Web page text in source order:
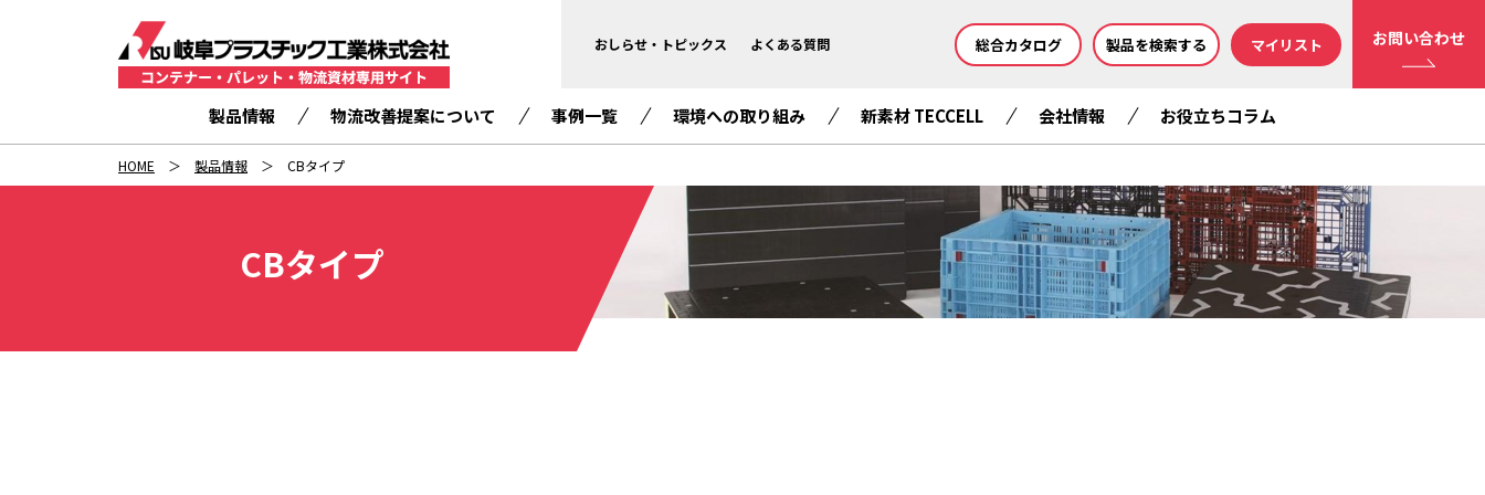
おしらせ・トピックス よくある質問 総合カタログ 製品を検索する マイリスト お問い合わせ
製品情報 物流改善提案について 事例一覧 環境への取り組み 新素材 TECCELL 会社情報 お役立ちコラム
HOME 製品情報 CBタイプ
CBタイプ